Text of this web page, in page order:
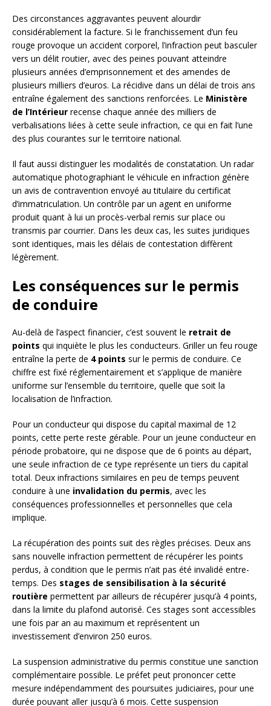
Des circonstances aggravantes peuvent alourdir
considérablement la facture. Si le franchissement d’un feu
rouge provoque un accident corporel, l’infraction peut basculer
vers un délit routier, avec des peines pouvant atteindre
plusieurs années d’emprisonnement et des amendes de
plusieurs milliers d’euros. La récidive dans un délai de trois ans
entraîne également des sanctions renforcées. Le Ministère
de l’Intérieur recense chaque année des milliers de
verbalisations liées à cette seule infraction, ce qui en fait l’une
des plus courantes sur le territoire national.
Il faut aussi distinguer les modalités de constatation. Un radar
automatique photographiant le véhicule en infraction génère
un avis de contravention envoyé au titulaire du certificat
d’immatriculation. Un contrôle par un agent en uniforme
produit quant à lui un procès-verbal remis sur place ou
transmis par courrier. Dans les deux cas, les suites juridiques
sont identiques, mais les délais de contestation diffèrent
légèrement.
Les conséquences sur le permis
de conduire
Au-delà de l’aspect financier, c’est souvent le retrait de
points qui inquiète le plus les conducteurs. Griller un feu rouge
entraîne la perte de 4 points sur le permis de conduire. Ce
chiffre est fixé réglementairement et s’applique de manière
uniforme sur l’ensemble du territoire, quelle que soit la
localisation de l’infraction.
Pour un conducteur qui dispose du capital maximal de 12
points, cette perte reste gérable. Pour un jeune conducteur en
période probatoire, qui ne dispose que de 6 points au départ,
une seule infraction de ce type représente un tiers du capital
total. Deux infractions similaires en peu de temps peuvent
conduire à une invalidation du permis, avec les
conséquences professionnelles et personnelles que cela
implique.
La récupération des points suit des règles précises. Deux ans
sans nouvelle infraction permettent de récupérer les points
perdus, à condition que le permis n’ait pas été invalidé entre-
temps. Des stages de sensibilisation à la sécurité
routière permettent par ailleurs de récupérer jusqu’à 4 points,
dans la limite du plafond autorisé. Ces stages sont accessibles
une fois par an au maximum et représentent un
investissement d’environ 250 euros.
La suspension administrative du permis constitue une sanction
complémentaire possible. Le préfet peut prononcer cette
mesure indépendamment des poursuites judiciaires, pour une
durée pouvant aller jusqu’à 6 mois. Cette suspension